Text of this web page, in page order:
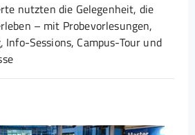
nutzten die Gelegenheit, die
– mit Probevorlesungen,
Info-Sessions, Campus-Tour und